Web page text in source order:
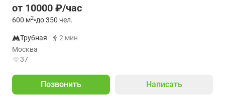
от 10000 ₽/час
600 м2•до 350 чел.
Трубная
2 мин
Москва
37
Позвонить Написать